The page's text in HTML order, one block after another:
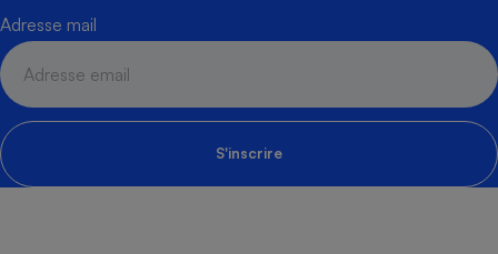
Adresse mail
S'inscrire